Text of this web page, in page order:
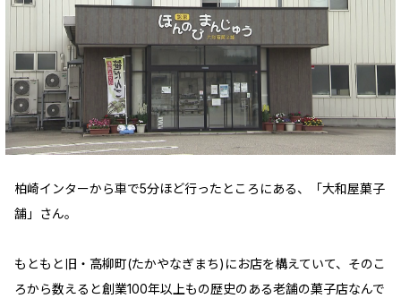
柏崎インターから車で5分ほど行ったところにある、「大和屋菓子
舗」さん。
もともと旧・高柳町(たかやなぎまち)にお店を構えていて、そのこ
ろから数えると創業100年以上もの歴史のある老舗の菓子店なんで